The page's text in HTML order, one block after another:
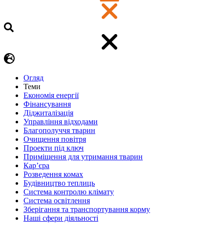
Огляд
Теми
Економія енергії
Фінансування
Діджиталізація
Управління відходами
Благополуччя тварин
Очищення повітря
Проекти під ключ
Приміщення для утримання тварин
Кар’єра
Розведення комах
Будівництво теплиць
Система контролю клімату
Система освітлення
Зберігання та транспортування корму
Наші сфери діяльності